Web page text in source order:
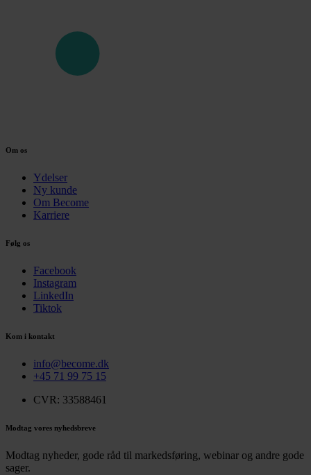
Om os
Ydelser
Ny kunde
Om Become
Karriere
Følg os
Facebook
Instagram
LinkedIn
Tiktok
Kom i kontakt
info@become.dk
+45 71 99 75 15
CVR: 33588461
Modtag vores nyhedsbreve
Modtag nyheder, gode råd til markedsføring, webinar og andre gode
sager.